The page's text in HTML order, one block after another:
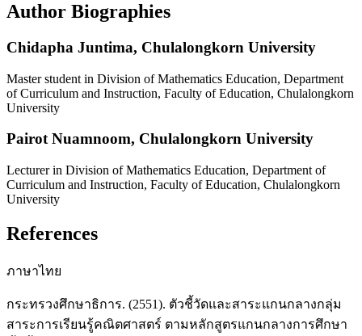
Author Biographies
Chidapha Juntima, Chulalongkorn University
Master student in Division of Mathematics Education, Department
of Curriculum and Instruction, Faculty of Education, Chulalongkorn
University
Pairot Nuamnoom, Chulalongkorn University
Lecturer in Division of Mathematics Education, Department of
Curriculum and Instruction, Faculty of Education, Chulalongkorn
University
References
ภาษาไทย
กระทรวงศึกษาธิการ. (2551). ตัวชี้วัดและสาระแกนกลางกลุ่ม
สาระการเรียนรู้คณิตศาสตร์ ตามหลักสูตรแกนกลางการศึกษา